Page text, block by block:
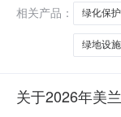
相关产品：
绿化保护
绿地设
关于2026年美